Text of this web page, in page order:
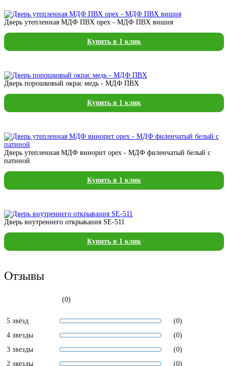
Дверь утепленная МДФ ПВХ орех - МДФ ПВХ вишня
Купить в 1 клик
Дверь порошковый окрас медь - МДФ ПВХ
Купить в 1 клик
Дверь утепленная МДФ винорит орех - МДФ филенчатый белый с
патиной
Купить в 1 клик
Дверь внутреннего открывания SE-511
Купить в 1 клик
Отзывы
(0)
5 звёзд
(0)
4 звезды
(0)
3 звезды
(0)
2 звезды
(0)